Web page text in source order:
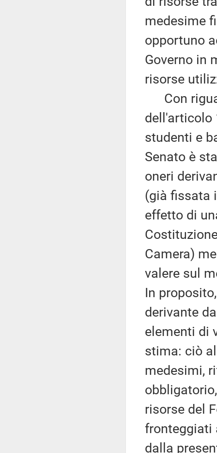
medesime
opportuno
Governo in
risorse
Con
dell'articolo
studenti e
Senato è
oneri
(già fissata
effetto di
Camera)
valere sul
In
derivante
elementi di
stima: ciò
medesimi,
risorse del
fronteggiati
dalla